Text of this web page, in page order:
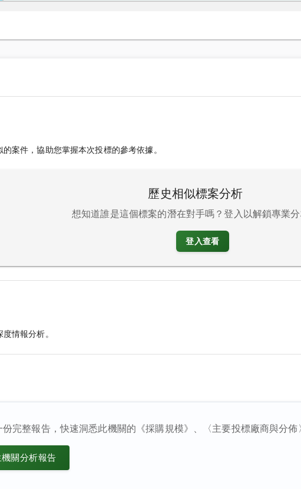
案件，協助您掌握本次投標的參考依據。
歷史相似標案分析
想知道誰是這個標案的潛在對手嗎？登入以解鎖專業
登入查看
情報分析。
份完整報告，快速洞悉此機關的《採購規模》、〈主要投標廠商與分
機關分析報告